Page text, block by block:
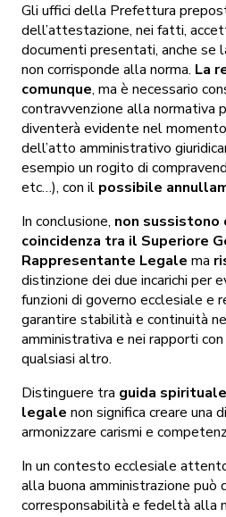
Gli uffici della Prefettura
dell’attestazione, nei fatti,
documenti presentati, anche se
non corrisponde alla norma. La
comunque, ma è necessario
contravvenzione alla normativa
diventerà evidente nel
dell’atto amministrativo
esempio un rogito di
etc…), con il possibile
In conclusione, non
coincidenza tra il Superiore
Rappresentante Legale ma
distinzione dei due incarichi per
funzioni di governo ecclesiale e
garantire stabilità e continuità
amministrativa e nei rapporti
qualsiasi altro.
Distinguere tra guida
legale non significa creare una
armonizzare carismi e
In un contesto ecclesiale
alla buona amministrazione può
corresponsabilità e fedeltà alla